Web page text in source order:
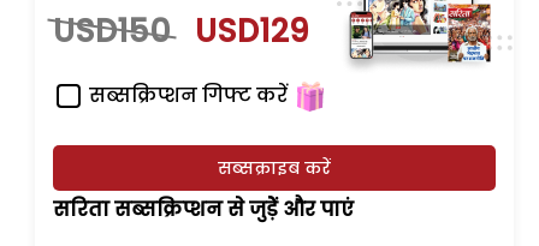
USD150 USD129
सब्सक्रिप्शन गिफ्ट करें
सब्सक्राइब करें
सरिता सब्सक्रिप्शन से जुड़ेें और पाएं